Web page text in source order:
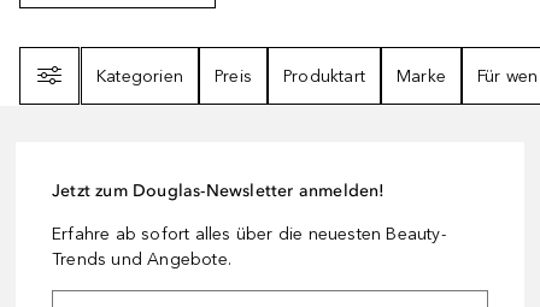
Kategorien
Preis Produktart Marke Für wen
Jetzt zum Douglas-Newsletter anmelden!
Erfahre ab sofort alles über die neuesten Beauty-
Trends und Angebote.